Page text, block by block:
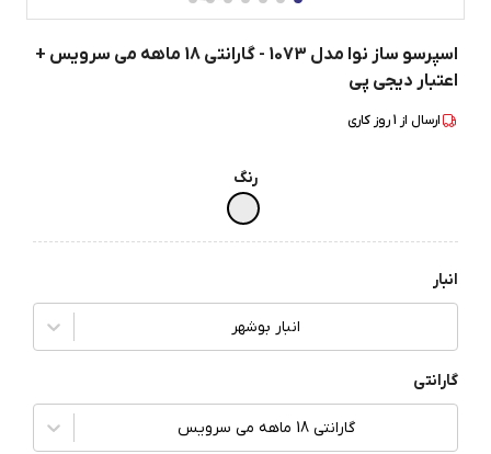
اسپرسو ساز نوا مدل 1073 - گارانتی 18 ماهه می سرویس +
اعتبار دیجی پی
ارسال از 1روز کاری
رنگ
انبار
انبار بوشهر
گارانتی
گارانتی 18 ماهه می سرویس